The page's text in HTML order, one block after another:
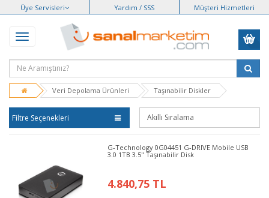
Üye Servisleri Yardım / SSS Müşteri Hizmetleri
Veri Depolama Ürünleri Taşınabilir Diskler
Filtre Seçenekleri
G-Technology 0G04451 G-DRIVE Mobile USB
3.0 1TB 3.5" Taşınabilir Disk
4.840,75 TL